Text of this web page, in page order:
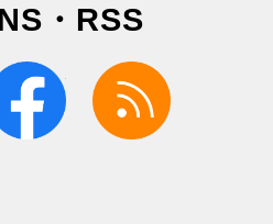
・RSS
facebook